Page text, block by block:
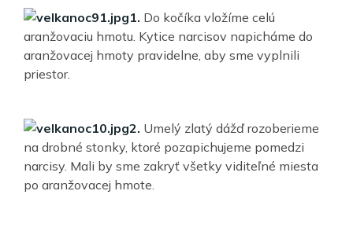
1. Do kočíka vložíme celú
aranžovaciu hmotu. Kytice narcisov napicháme do
aranžovacej hmoty pravidelne, aby sme vyplnili
priestor.
2. Umelý zlatý dážď rozoberieme
na drobné stonky, ktoré pozapichujeme pomedzi
narcisy. Mali by sme zakryť všetky viditeľné miesta
po aranžovacej hmote.